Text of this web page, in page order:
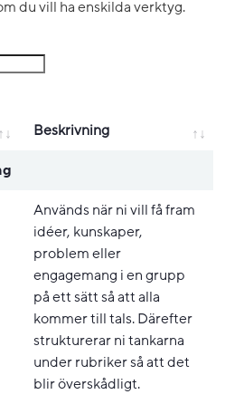
du vill ha enskilda verktyg.
Beskrivning
öppnas i nytt fönster.
Används när ni vill få fram
idéer, kunskaper,
problem eller
engagemang i en grupp
på ett sätt så att alla
kommer till tals. Därefter
strukturerar ni tankarna
under rubriker så att det
blir överskådligt.